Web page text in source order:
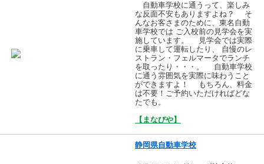
自動車学校に通うって、楽しみ
な反面不安もありますよね？ そ
んなお客さまのために、東名自動
車学校では ご入校前の見学会を実
施しています。 見学会では実際
に乗車して運転したり、 自慢のレ
ストラン・フェルマータでランチ
を取ったり・・・。 自動車学校
に通う雰囲気を実際に味わうこと
ができますよ！ もちろん、料金
は不要！ご予約いただければどな
たでも。
【まなびや】
静岡県自動車学校